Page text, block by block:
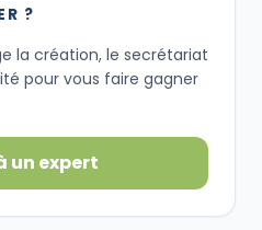
?
la création, le secrétariat
pour vous faire gagner
un expert